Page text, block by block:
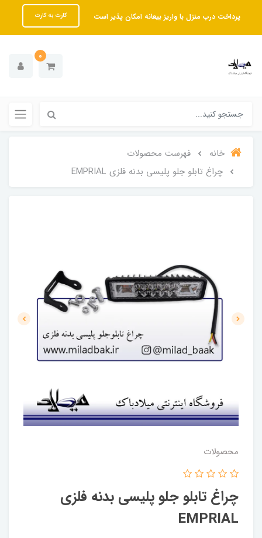
پرداخت درب منزل با واریز بیعانه امکان پذیر است کارت به کارت
0
خانه
فهرست محصولات
چراغ تابلو جلو پلیسی بدنه فلزی EMPRIAL
محصولات
چراغ تابلو جلو پلیسی بدنه فلزی
EMPRIAL